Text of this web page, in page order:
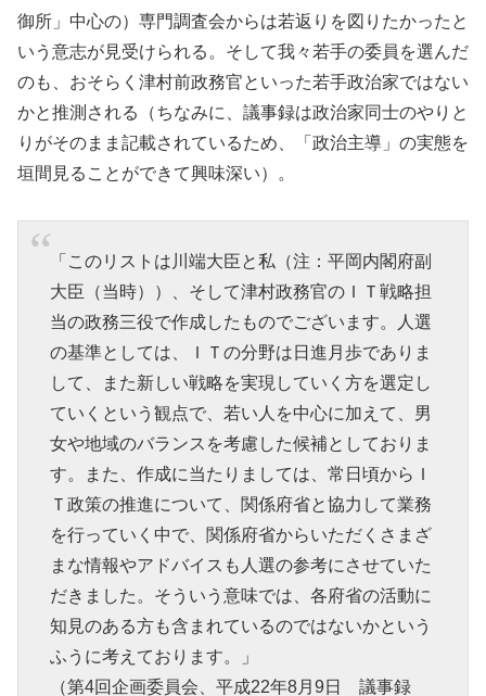
御所」中心の）専門調査会からは若返りを図りたかったと
いう意志が見受けられる。そして我々若手の委員を選んだ
のも、おそらく津村前政務官といった若手政治家ではない
かと推測される（ちなみに、議事録は政治家同士のやりと
りがそのまま記載されているため、「政治主導」の実態を
垣間見ることができて興味深い）。
「このリストは川端大臣と私（注：平岡内閣府副
大臣（当時））、そして津村政務官のＩＴ戦略担
当の政務三役で作成したものでございます。人選
の基準としては、ＩＴの分野は日進月歩でありま
して、また新しい戦略を実現していく方を選定し
ていくという観点で、若い人を中心に加えて、男
女や地域のバランスを考慮した候補としておりま
す。また、作成に当たりましては、常日頃からＩ
Ｔ政策の推進について、関係府省と協力して業務
を行っていく中で、関係府省からいただくさまざ
まな情報やアドバイスも人選の参考にさせていた
だきました。そういう意味では、各府省の活動に
知見のある方も含まれているのではないかという
ふうに考えております。」
（第4回企画委員会、平成22年8月9日 議事録